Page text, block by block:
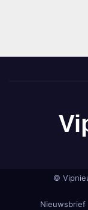
©
Nieuwsbrief